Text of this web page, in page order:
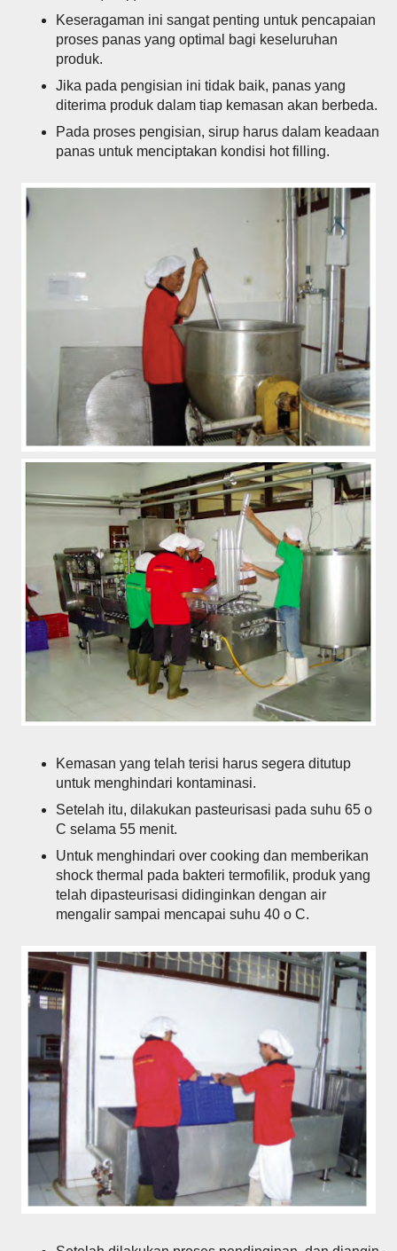
Keseragaman ini sangat penting untuk pencapaian
proses panas yang optimal bagi keseluruhan
produk.
Jika pada pengisian ini tidak baik, panas yang
diterima produk dalam tiap kemasan akan berbeda.
Pada proses pengisian, sirup harus dalam keadaan
panas untuk menciptakan kondisi hot filling.
Kemasan yang telah terisi harus segera ditutup
untuk menghindari kontaminasi.
Setelah itu, dilakukan pasteurisasi pada suhu 65 o
C selama 55 menit.
Untuk menghindari over cooking dan memberikan
shock thermal pada bakteri termofilik, produk yang
telah dipasteurisasi didinginkan dengan air
mengalir sampai mencapai suhu 40 o C.